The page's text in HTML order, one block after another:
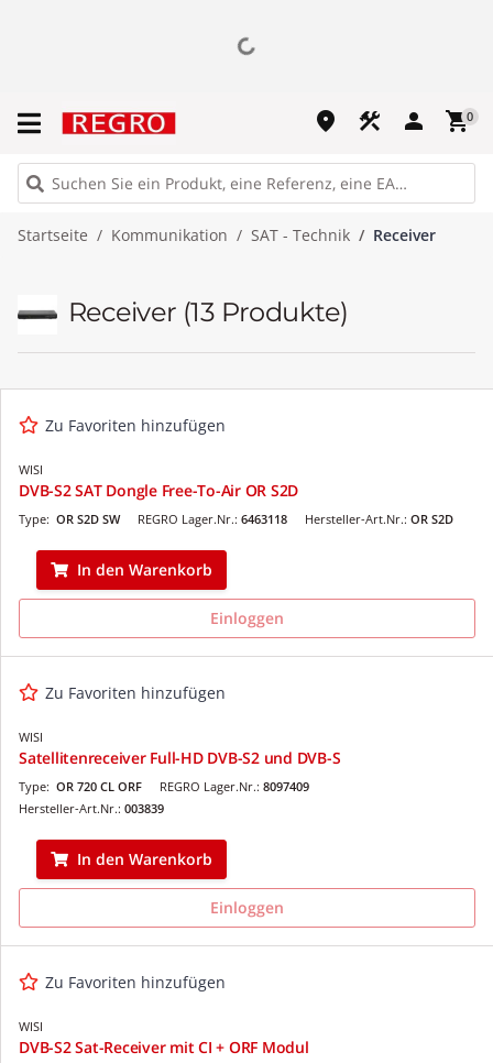
place construction person shopping_cart0
Startseite Kommunikation SAT - Technik Receiver
Receiver (13 Produkte)
Zu Favoriten hinzufügen
WISI
DVB-S2 SAT Dongle Free-To-Air OR S2D
REGRO Lager.Nr.: 6463118
Type: OR S2D SW Hersteller-Art.Nr.: OR S2D
In den Warenkorb
Einloggen
Zu Favoriten hinzufügen
WISI
Satellitenreceiver Full-HD DVB-S2 und DVB-S
REGRO Lager.Nr.: 8097409
Type: OR 720 CL ORF
Hersteller-Art.Nr.: 003839
In den Warenkorb
Einloggen
Zu Favoriten hinzufügen
WISI
DVB-S2 Sat-Receiver mit CI + ORF Modul